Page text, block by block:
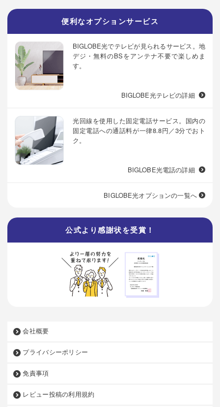
便利なオプションサービス
BIGLOBE光でテレビが見られるサービス。地
デジ・無料のBSをアンテナ不要で楽しめま
す。
BIGLOBE光テレビの詳細
光回線を使用した固定電話サービス。国内の
固定電話への通話料が一律8.8円／3分でおト
ク。
BIGLOBE光電話の詳細
BIGLOBE光オプションの一覧へ
公式より感謝状を受賞！
会社概要
プライバシーポリシー
免責事項
レビュー投稿の利用規約